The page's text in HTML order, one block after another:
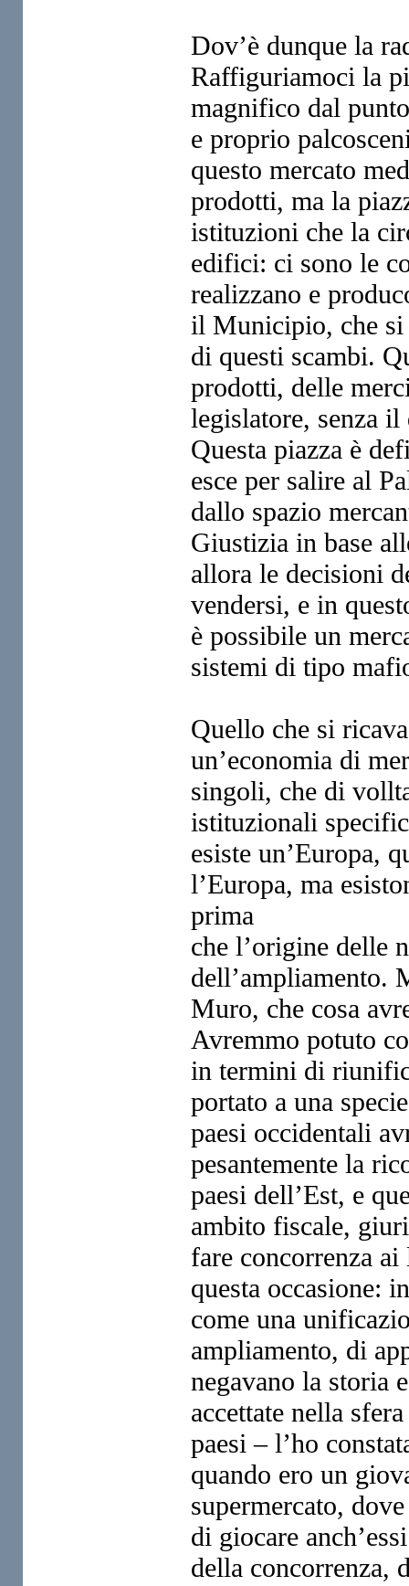
Dov’è dunque la
Raffiguriamoci la
magnifico dal
e proprio
questo mercato
prodotti, ma la
istituzioni che la
edifici: ci sono le
realizzano e
il Municipio, che si
di questi scambi.
prodotti, delle
legislatore, senza il
Questa piazza è
esce per salire al
dallo spazio
Giustizia in base
allora le decisioni
vendersi, e in
è possibile un
sistemi di tipo
Quello che si
un’economia di
singoli, che di
istituzionali
esiste un’Europa,
l’Europa, ma
prima
che l’origine delle
dell’ampliamento.
Muro, che cosa
Avremmo potuto
in termini di
portato a una
paesi occidentali
pesantemente la
paesi dell’Est, e
ambito fiscale,
fare concorrenza
questa occasione:
come una
ampliamento, di
negavano la storia
accettate nella
paesi – l’ho
quando ero un
supermercato,
di giocare
della concorrenza,